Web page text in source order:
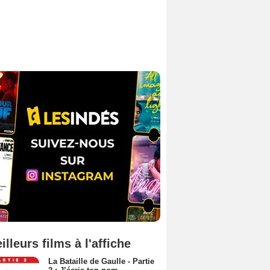
films à l'affiche
La Bataille de Gaulle - Partie